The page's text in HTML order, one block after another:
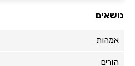
נושאים
אמהות
הורים